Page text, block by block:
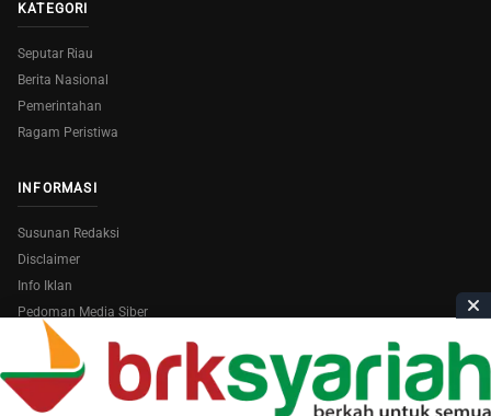
KATEGORI
Seputar Riau
Berita Nasional
Pemerintahan
Ragam Peristiwa
INFORMASI
Susunan Redaksi
Disclaimer
Info Iklan
Pedoman Media Siber
Copyright © 2026 AmiraRiau.com . All Rights Reserved.